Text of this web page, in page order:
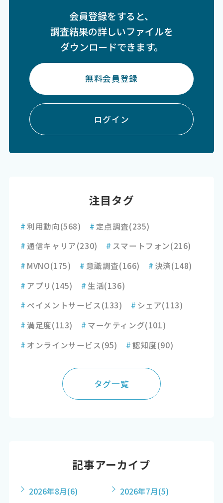
会員登録をすると、
調査結果の詳しいファイルを
ダウンロードできます。
無料会員登録
ログイン
注目タグ
#利用動向(568) # 定点調査(235)
#通信キャリア(230) # スマートフォン(216)
# MVNO(175) # 意識調査(166) # 決済(148)
# アプリ (145) # 生活(136)
# ペイメントサービス(133) # シェア(113)
#満足度(113) # マーケティング(101)
# オンラインサービス(95) #認知度(90)
タグ一覧
記事アーカイブ
2026年8月(6) 2026年7月(5)